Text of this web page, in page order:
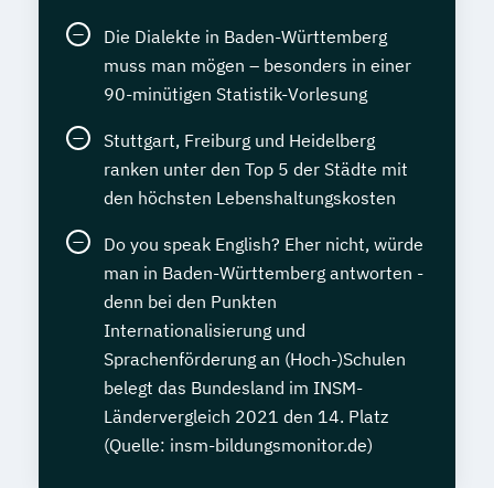
Die Dialekte in Baden-Württemberg
muss man mögen – besonders in einer
90-minütigen Statistik-Vorlesung
Stuttgart, Freiburg und Heidelberg
ranken unter den Top 5 der Städte mit
den höchsten Lebenshaltungskosten
Do you speak English? Eher nicht, würde
man in Baden-Württemberg antworten -
denn bei den Punkten
Internationalisierung und
Sprachenförderung an (Hoch-)Schulen
belegt das Bundesland im INSM-
Ländervergleich 2021 den 14. Platz
(Quelle: insm-bildungsmonitor.de)